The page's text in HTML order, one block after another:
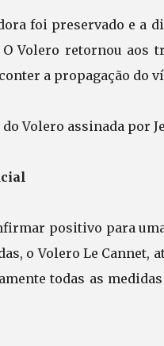
foi preservado e a
Volero retornou aos
a propagação do
Volero assinada por
positivo para
o Volero Le Cannet,
todas as